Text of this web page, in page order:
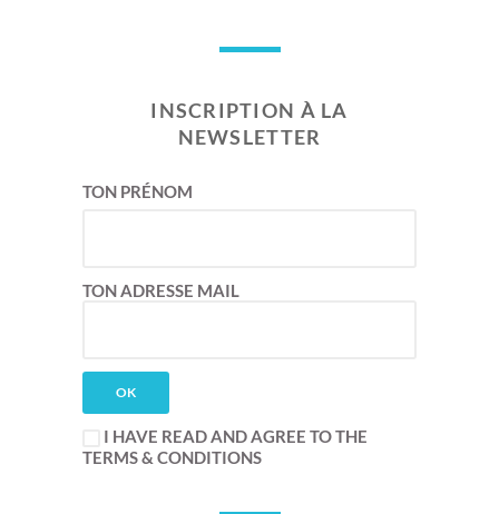
INSCRIPTION À LA
NEWSLETTER
TON PRÉNOM
TON ADRESSE MAIL
I HAVE READ AND AGREE TO THE
TERMS & CONDITIONS